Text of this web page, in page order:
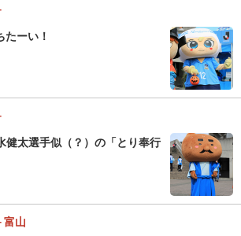
たーい！
健太選手似（？）の「とり奉行
富山